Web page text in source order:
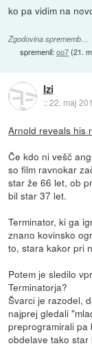
ko pa vidim na
Zgodovina sprememb…
spremenil:oo7(21.
Izi
::22. maj
Arnold reveals his
Če kdo ni vešč
so film ravnokar
star že 66 let, ob
bil star 37 let.
Terminator, ki ga
znano kovinsko
to, stara kakor pri
Potem je sledilo
Terminatorja?
Švarci je razodel,
najprej gledali
preprogramirali pa
obdelave tako star